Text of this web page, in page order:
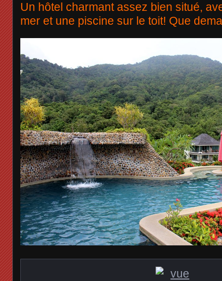
Un hôtel charmant assez bien situé,
mer et une piscine sur le toit! Que